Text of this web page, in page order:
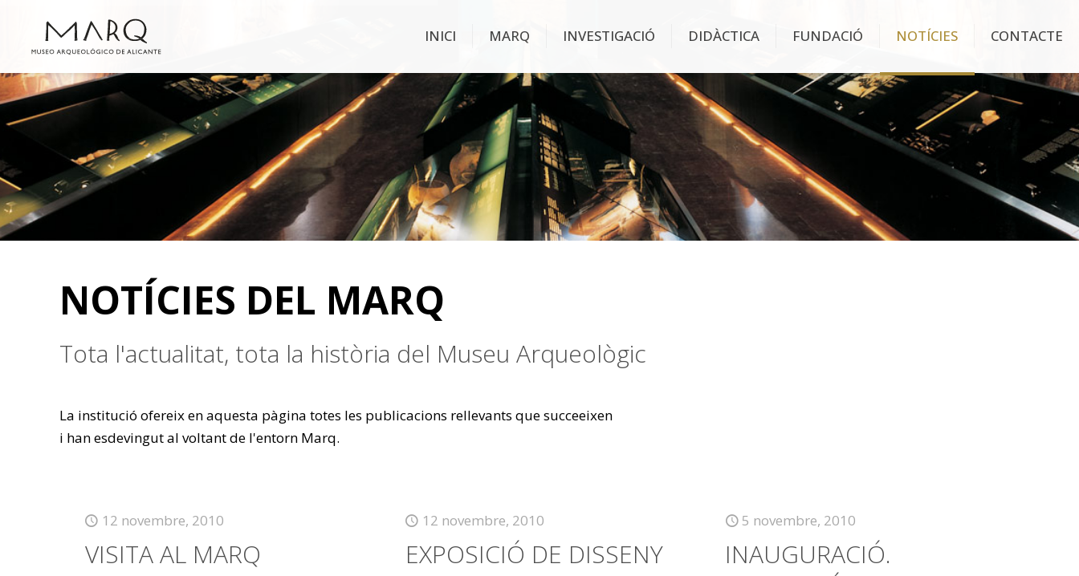
INICI MARQ INVESTIGACIÓ DIDÀCTICA FUNDACIÓ NOTÍCIES CONTACTE
NOTÍCIES DEL MARQ
Tota l'actualitat, tota la història del Museu Arqueològic
La institució ofereix en aquesta pàgina totes les publicacions rellevants que succeeixen
i han esdevingut al voltant de l'entorn Marq.
12 novembre, 2010
VISITA AL MARQ
12 novembre, 2010
EXPOSICIÓ DE DISSENY
5 novembre, 2010
INAUGURACIÓ.